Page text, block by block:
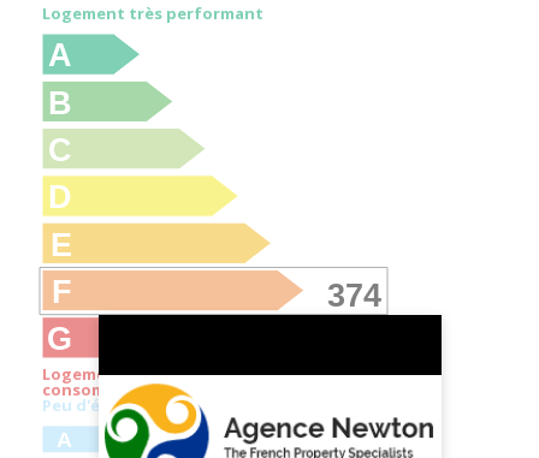
Logement très performant
A
B
C
D
E
374
F
G
Logement extrêmement
consommateur d'énergie
Peu d'émissions de CO
A